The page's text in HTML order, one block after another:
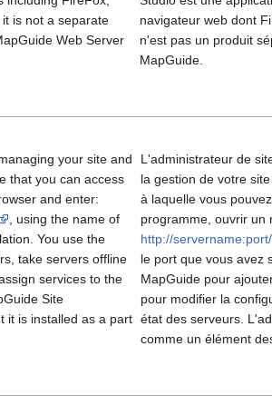
is not a separate
Web Server
navigateur web dont
n'est pas un produit
MapGuide.
your site and
that you can access
and enter:
, using the name of
You use the
take servers offline
services to the
Site
it is installed as a part
L'administrateur de
la gestion de votre
à laquelle vous
programme, ouvrir un
http://
le port que vous avez
MapGuide pour
pour modifier la
état des serveurs.
comme un élément